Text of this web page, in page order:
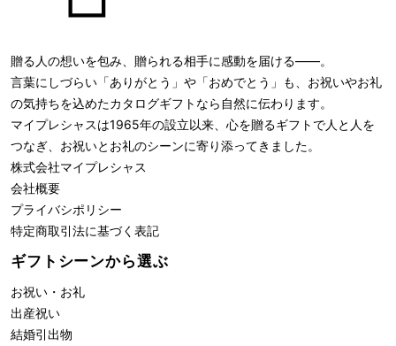
贈る人の想いを包み、贈られる相手に感動を届ける――。
言葉にしづらい「ありがとう」や「おめでとう」も、お祝いやお礼
の気持ちを込めたカタログギフトなら自然に伝わります。
マイプレシャスは1965年の設立以来、心を贈るギフトで人と人を
つなぎ、お祝いとお礼のシーンに寄り添ってきました。
株式会社マイプレシャス
会社概要
プライバシポリシー
特定商取引法に基づく表記
ギフトシーンから選ぶ
お祝い・お礼
出産祝い
結婚引出物